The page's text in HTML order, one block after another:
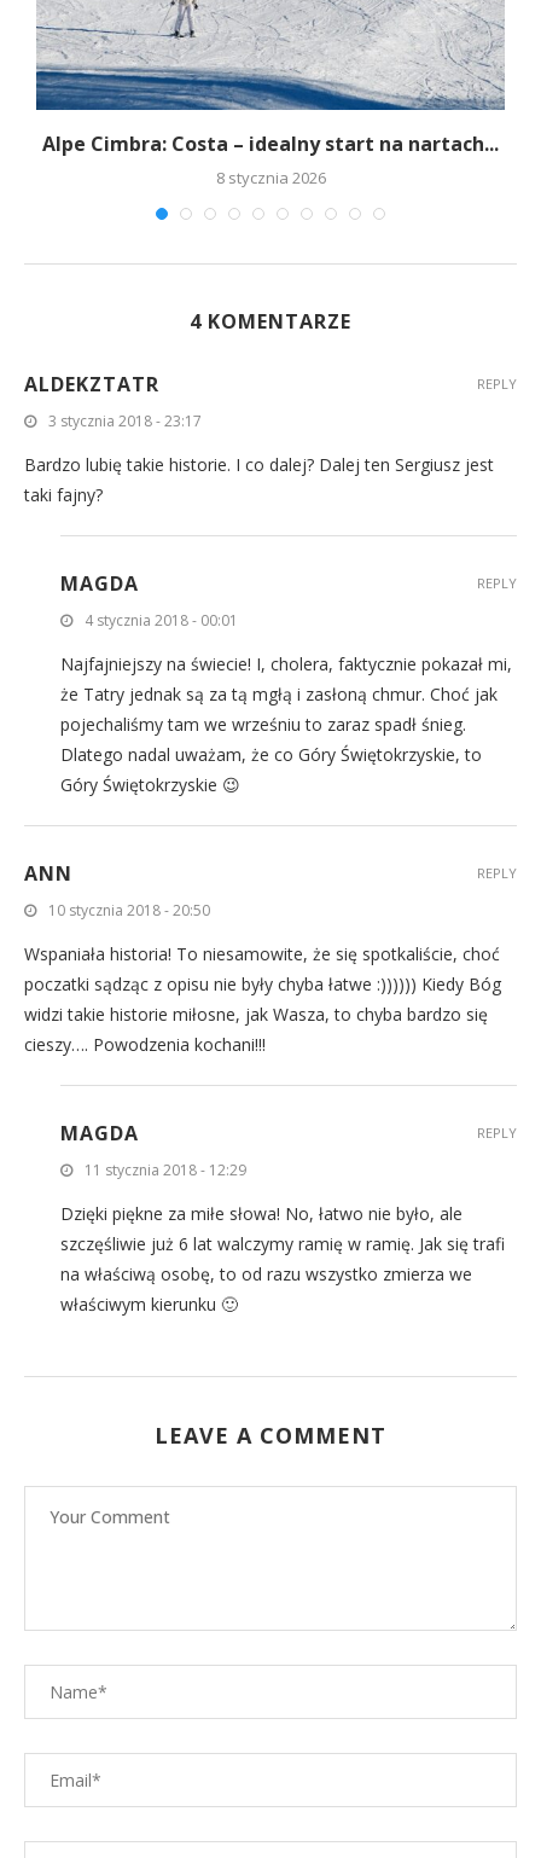
Alpe Cimbra: Costa – idealny start na nartach...
8 stycznia 2026
4 KOMENTARZE
ALDEKZTATR
3 stycznia 2018 - 23:17
Bardzo lubię takie historie. I co dalej? Dalej ten Sergiusz jest
taki fajny?
REPLY
MAGDA
4 stycznia 2018 - 00:01
Najfajniejszy na świecie! I, cholera, faktycznie pokazał mi,
że Tatry jednak są za tą mgłą i zasłoną chmur. Choć jak
pojechaliśmy tam we wrześniu to zaraz spadł śnieg.
Dlatego nadal uważam, że co Góry Świętokrzyskie, to
Góry Świętokrzyskie 😉
REPLY
ANN
10 stycznia 2018 - 20:50
Wspaniała historia! To niesamowite, że się spotkaliście, choć
poczatki sądząc z opisu nie były chyba łatwe :)))))) Kiedy Bóg
widzi takie historie miłosne, jak Wasza, to chyba bardzo się
cieszy…. Powodzenia kochani!!!
REPLY
MAGDA
11 stycznia 2018 - 12:29
Dzięki piękne za miłe słowa! No, łatwo nie było, ale
szczęśliwie już 6 lat walczymy ramię w ramię. Jak się trafi
na właściwą osobę, to od razu wszystko zmierza we
właściwym kierunku 🙂
REPLY
LEAVE A COMMENT